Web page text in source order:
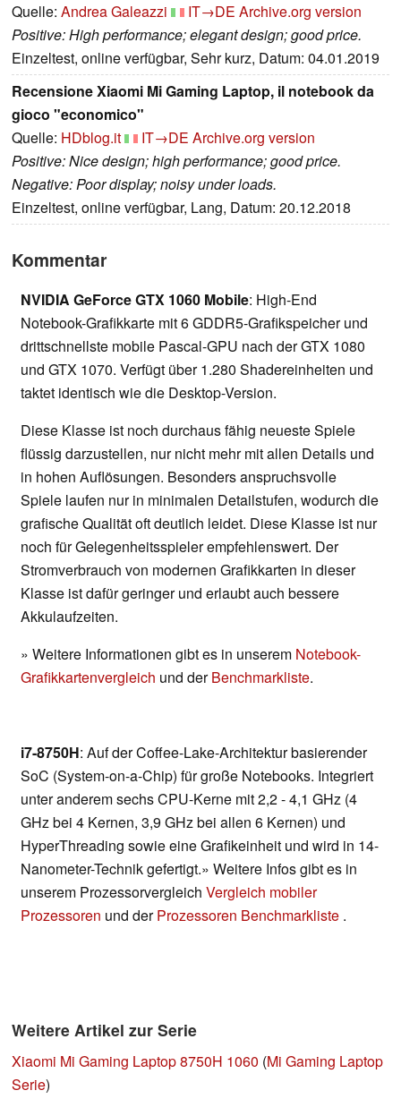
Quelle: Andrea Galeazzi IT→DE Archive.org version
Positive: High performance; elegant design; good price.
Einzeltest, online verfügbar, Sehr kurz, Datum: 04.01.2019
Recensione Xiaomi Mi Gaming Laptop, il notebook da
gioco "economico"
Quelle: HDblog.it IT→DE Archive.org version
Positive: Nice design; high performance; good price.
Negative: Poor display; noisy under loads.
Einzeltest, online verfügbar, Lang, Datum: 20.12.2018
Kommentar
NVIDIA GeForce GTX 1060 Mobile: High-End
Notebook-Grafikkarte mit 6 GDDR5-Grafikspeicher und
drittschnellste mobile Pascal-GPU nach der GTX 1080
und GTX 1070. Verfügt über 1.280 Shadereinheiten und
taktet identisch wie die Desktop-Version.
Diese Klasse ist noch durchaus fähig neueste Spiele
flüssig darzustellen, nur nicht mehr mit allen Details und
in hohen Auflösungen. Besonders anspruchsvolle
Spiele laufen nur in minimalen Detailstufen, wodurch die
grafische Qualität oft deutlich leidet. Diese Klasse ist nur
noch für Gelegenheitsspieler empfehlenswert. Der
Stromverbrauch von modernen Grafikkarten in dieser
Klasse ist dafür geringer und erlaubt auch bessere
Akkulaufzeiten.
» Weitere Informationen gibt es in unserem Notebook-
Grafikkartenvergleich und derBenchmarkliste.
i7-8750H: Auf der Coffee-Lake-Architektur basierender
SoC (System-on-a-Chip) für große Notebooks. Integriert
unter anderem sechs CPU-Kerne mit 2,2 - 4,1 GHz (4
GHz bei 4 Kernen, 3,9 GHz bei allen 6 Kernen) und
HyperThreading sowie eine Grafikeinheit und wird in 14-
Nanometer-Technik gefertigt.» Weitere Infos gibt es in
unserem Prozessorvergleich Vergleich mobiler
Prozessoren und derProzessoren Benchmarkliste .
Weitere Artikel zur Serie
Xiaomi Mi Gaming Laptop 8750H 1060 (Mi Gaming Laptop
Serie)